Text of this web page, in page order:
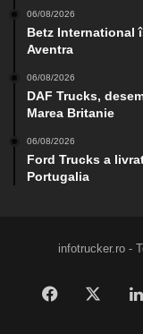
06/08/2026
Betz International
Aventra
06/08/2026
DAF Trucks,
Marea Britanie
06/08/2026
Ford Trucks a
Portugalia
infotrucker.ro -
Facebook